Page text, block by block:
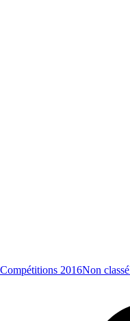
Compétitions 2016Non classé